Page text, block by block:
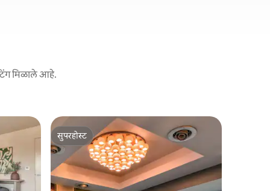
मिळाले आहे.
सुपरहोस्ट
सुपरहोस्ट